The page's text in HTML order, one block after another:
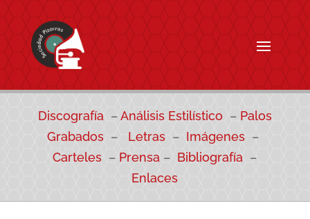
Discografía –Análisis Estilístico – Palos
Grabados – Letras – Imágenes –
Carteles – Prensa – Bibliografía –
Enlaces